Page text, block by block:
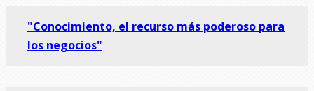
"Conocimiento, el recurso más poderoso para
los negocios"